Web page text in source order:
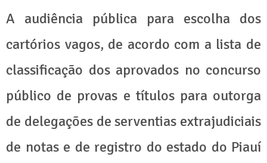
A audiência pública para escolha dos
cartórios vagos, de acordo com a lista de
classificação dos aprovados no concurso
público de provas e títulos para outorga
de delegações de serventias extrajudiciais
de notas e de registro do estado do Piauí